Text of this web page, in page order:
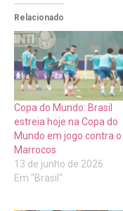
Relacionado
Copa do Mundo: Brasil
estreia hoje na Copa do
Mundo em jogo contra o
Marrocos
13 de junho de 2026
Em "Brasil"